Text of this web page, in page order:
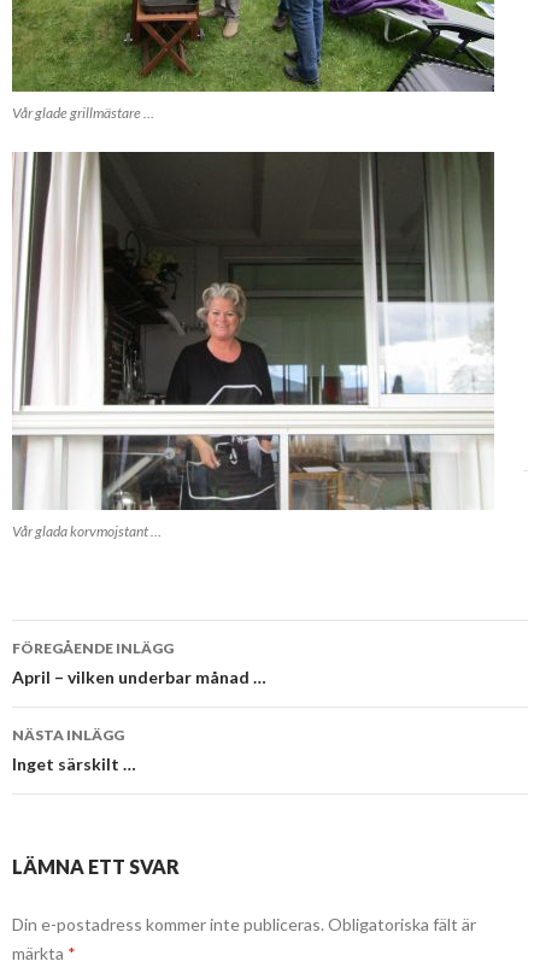
Vår glade grillmästare …
Vår glada korvmojstant …
Inläggsnavigering
FÖREGÅENDE INLÄGG
April – vilken underbar månad …
NÄSTA INLÄGG
Inget särskilt …
LÄMNA ETT SVAR
Din e-postadress kommer inte publiceras. Obligatoriska fält är
märkta *